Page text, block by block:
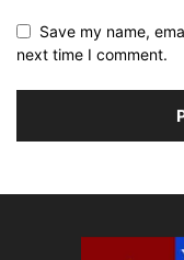
Save my name,
next time I comment.